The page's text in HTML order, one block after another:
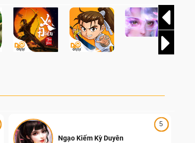
Falcons, đánh dấu sự kết thúc một trong
những mùa giải hấp dẫn và kịch tính nhất
của Đột Kích Việt Nam.
5
Ngạo Kiếm Kỳ Duyên